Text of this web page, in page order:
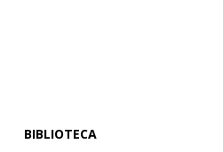
BIBLIOTECA